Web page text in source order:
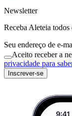
Newsletter
Receba Aleteia todos
Seu endereço de e-
Aceito receber a
privacidade para
Inscrever-se